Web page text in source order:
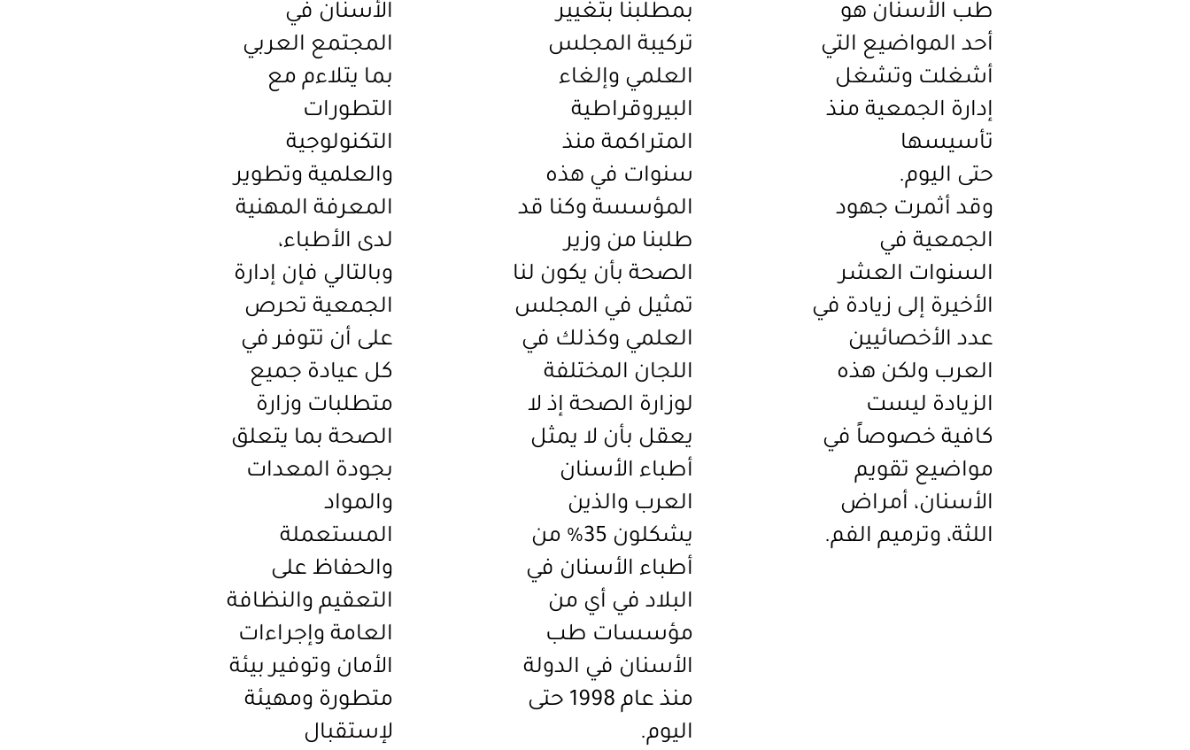
طب الأسنان هو
أحد المواضيع التي
أشغلت وتشغل
إدارة الجمعية منذ
تأسيسها
حتى اليوم.
وقد أثمرت جهود
الجمعية في
السنوات العشر
الأخيرة إلى زيادة في
عدد الأخصائيين
العرب ولكن هذه
الزيادة ليست
كافية خصوصاً في
مواضيع تقويم
الأسنان، أمراض
اللثة، وترميم الفم.
بمطلبنا بتغيير
تركيبة المجلس
العلمي وإلغاء
البيروقراطية
المتراكمة منذ
سنوات في هذه
المؤسسة وكنا قد
طلبنا من وزير
الصحة بأن يكون لنا
تمثيل في المجلس
العلمي وكذلك في
اللجان المختلفة
لوزارة الصحة إذ لا
يعقل بأن لا يمثل
أطباء الأسنان
العرب والذين
يشكلون 35% من
أطباء الأسنان في
البلاد في أي من
مؤسسات طب
الأسنان في الدولة
منذ عام 1998 حتى
اليوم.
الأسنان في
المجتمع العربي
بما يتلاءم مع
التطورات
التكنولوجية
والعلمية وتطوير
المعرفة المهنية
لدى الأطباء،
وبالتالي فإن إدارة
الجمعية تحرص
على أن تتوفر في
كل عيادة جميع
متطلبات وزارة
الصحة بما يتعلق
بجودة المعدات
والمواد
المستعملة
والحفاظ على
التعقيم والنظافة
العامة وإجراءات
الأمان وتوفير بيئة
متطورة ومهيئة
لإستقبال